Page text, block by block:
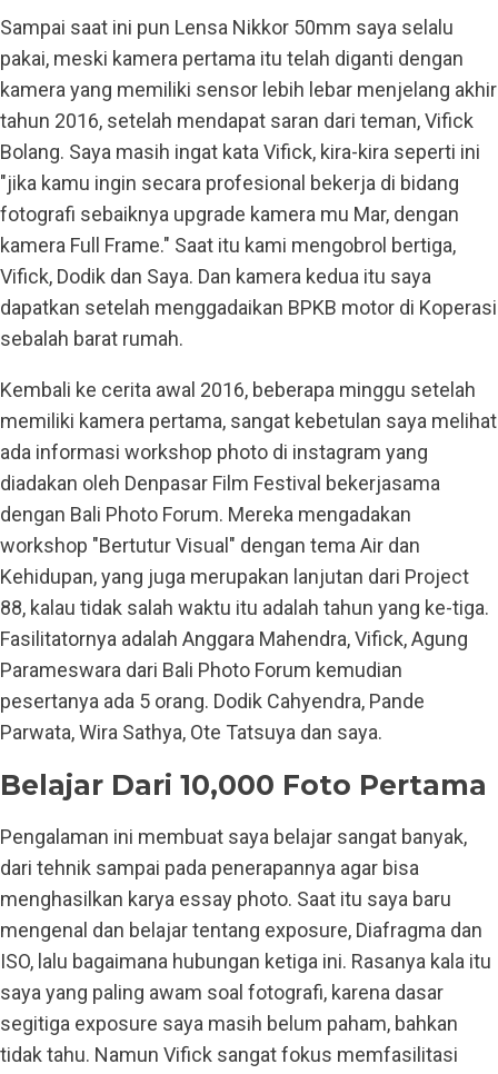
Sampai saat ini pun Lensa Nikkor 50mm saya selalu
pakai, meski kamera pertama itu telah diganti dengan
kamera yang memiliki sensor lebih lebar menjelang akhir
tahun 2016, setelah mendapat saran dari teman, Vifick
Bolang. Saya masih ingat kata Vifick, kira-kira seperti ini
"jika kamu ingin secara profesional bekerja di bidang
fotografi sebaiknya upgrade kamera mu Mar, dengan
kamera Full Frame." Saat itu kami mengobrol bertiga,
Vifick, Dodik dan Saya. Dan kamera kedua itu saya
dapatkan setelah menggadaikan BPKB motor di Koperasi
sebalah barat rumah.
Kembali ke cerita awal 2016, beberapa minggu setelah
memiliki kamera pertama, sangat kebetulan saya melihat
ada informasi workshop photo di instagram yang
diadakan oleh Denpasar Film Festival bekerjasama
dengan Bali Photo Forum. Mereka mengadakan
workshop "Bertutur Visual" dengan tema Air dan
Kehidupan, yang juga merupakan lanjutan dari Project
88, kalau tidak salah waktu itu adalah tahun yang ke-tiga.
Fasilitatornya adalah Anggara Mahendra, Vifick, Agung
Parameswara dari Bali Photo Forum kemudian
pesertanya ada 5 orang. Dodik Cahyendra, Pande
Parwata, Wira Sathya, Ote Tatsuya dan saya.
Belajar Dari 10,000 Foto Pertama
Pengalaman ini membuat saya belajar sangat banyak,
dari tehnik sampai pada penerapannya agar bisa
menghasilkan karya essay photo. Saat itu saya baru
mengenal dan belajar tentang exposure, Diafragma dan
ISO, lalu bagaimana hubungan ketiga ini. Rasanya kala itu
saya yang paling awam soal fotografi, karena dasar
segitiga exposure saya masih belum paham, bahkan
tidak tahu. Namun Vifick sangat fokus memfasilitasi